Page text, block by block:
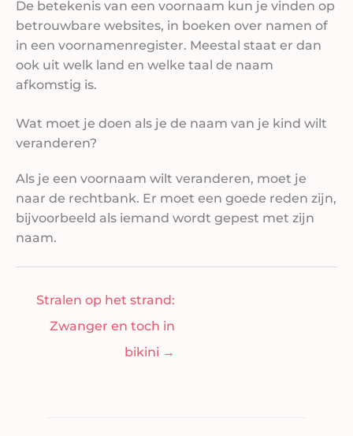
De betekenis van een voornaam kun je vinden op
betrouwbare websites, in boeken over namen of
in een voornamenregister. Meestal staat er dan
ook uit welk land en welke taal de naam
afkomstig is.
Wat moet je doen als je de naam van je kind wilt
veranderen?
Als je een voornaam wilt veranderen, moet je
naar de rechtbank. Er moet een goede reden zijn,
bijvoorbeeld als iemand wordt gepest met zijn
naam.
Stralen op het strand:
Zwanger en toch in
bikini →